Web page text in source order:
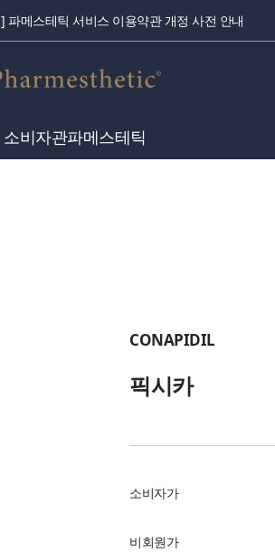
국내 배송비 정책 변경 안내
소비자관파메스테틱
CONAPIDIL
픽시카
소비자가
비회원가